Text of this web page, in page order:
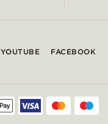
YOUTUBE FACEBOOK